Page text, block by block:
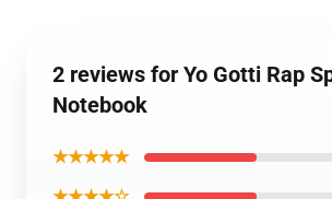
2 reviews for Yo Gotti Rap
Notebook
★★★★★